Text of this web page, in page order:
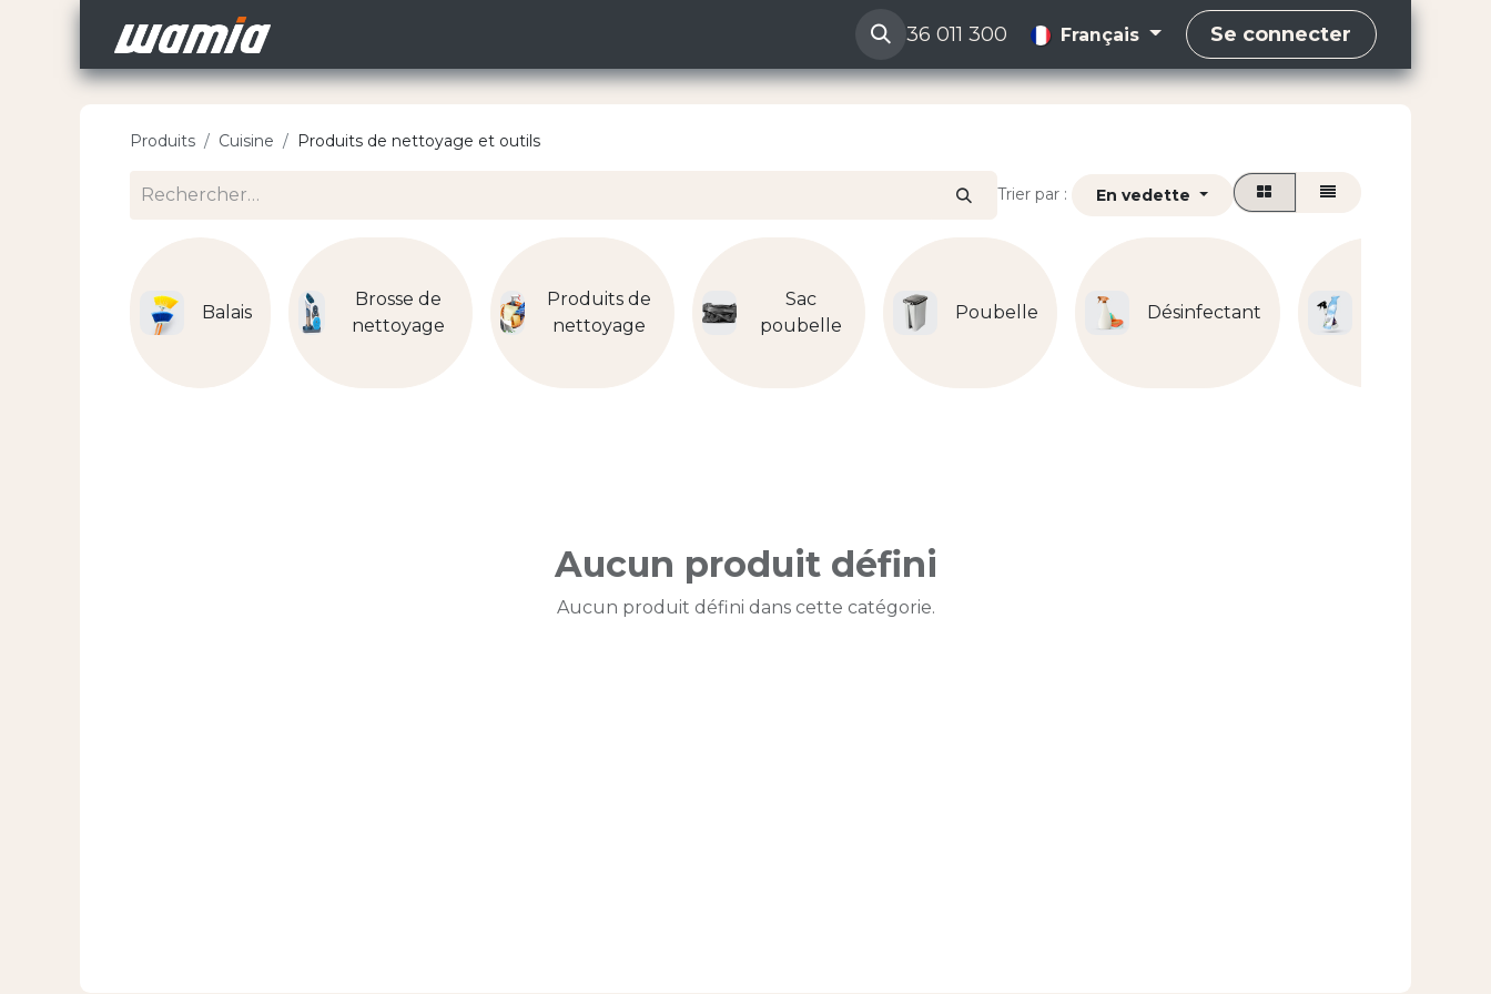
36 011 300 Français Se connecter
Produits Cuisine Produits de nettoyage et outils
Trier par : En vedette
Balais
Brosse de
nettoyage
Produits de
nettoyage
Sac
poubelle
Poubelle Désinfectant
Aucun produit défini
Aucun produit défini dans cette catégorie.